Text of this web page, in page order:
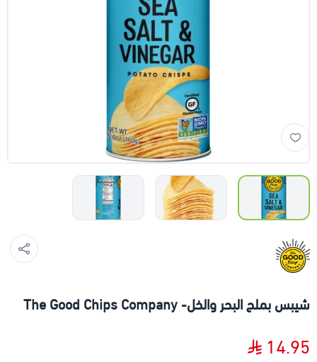
شيبس بملح البحر والخل- The Good Chips Company
14.95